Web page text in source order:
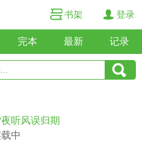
书架 登录
完本 最新 记录
听风误归期
中